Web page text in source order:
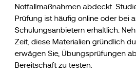
Notfallmaßnahmen abdeckt.
Prüfung ist häufig online oder bei
Schulungsanbietern erhältlich.
Zeit, diese Materialien gründlich
erwägen Sie, Übungsprüfungen
Bereitschaft zu testen.